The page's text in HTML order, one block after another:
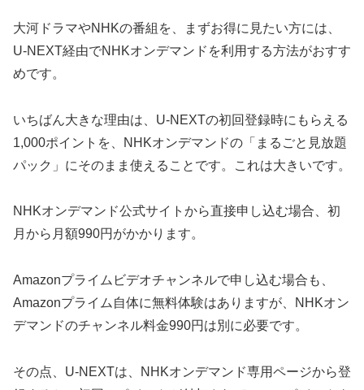
大河ドラマやNHKの番組を、まずお得に見たい方には、
U-NEXT経由でNHKオンデマンドを利用する方法がおすす
めです。
いちばん大きな理由は、U-NEXTの初回登録時にもらえる
1,000ポイントを、NHKオンデマンドの「まるごと見放題
パック」にそのまま使えることです。これは大きいです。
NHKオンデマンド公式サイトから直接申し込む場合、初
月から月額990円がかかります。
Amazonプライムビデオチャンネルで申し込む場合も、
Amazonプライム自体に無料体験はありますが、NHKオン
デマンドのチャンネル料金990円は別に必要です。
その点、U-NEXTは、NHKオンデマンド専用ページから登